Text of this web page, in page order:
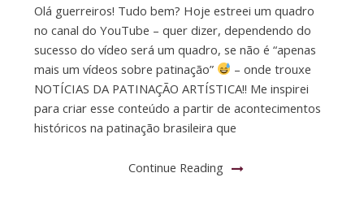
Olá guerreiros! Tudo bem? Hoje estreei um quadro
no canal do YouTube – quer dizer, dependendo do
sucesso do vídeo será um quadro, se não é “apenas
mais um vídeos sobre patinação”
– onde trouxe
NOTÍCIAS DA PATINAÇÃO ARTÍSTICA!! Me inspirei
para criar esse conteúdo a partir de acontecimentos
históricos na patinação brasileira que
Continue Reading